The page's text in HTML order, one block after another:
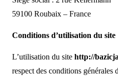
59100 Roubaix – France
Conditions d’utilisation du site
L’utilisation du site http://
respect des conditions générales